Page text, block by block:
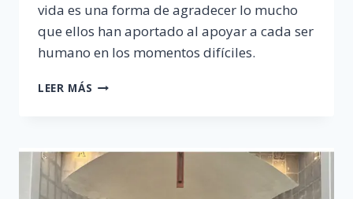
vida es una forma de agradecer lo mucho
que ellos han aportado al apoyar a cada ser
humano en los momentos difíciles.
LEER MÁS CONVIVENCIA